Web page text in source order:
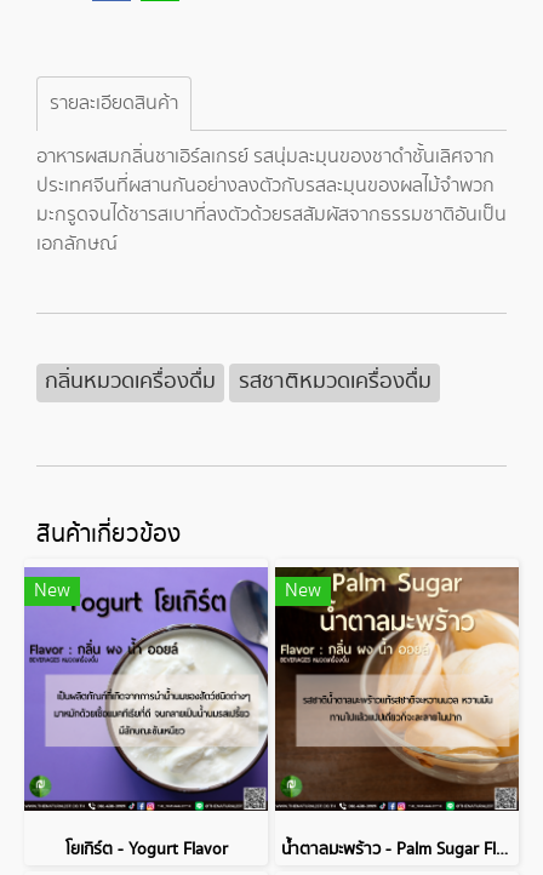
รายละเอียดสินค้า
อาหารผสมกลิ่นชาเอิร์ลเกรย์ รสนุ่มละมุนของชาดำชั้นเลิศจาก
ประเทศจีนที่ผสานกันอย่างลงตัวกับรสละมุนของผลไม้จำพวก
มะกรูดจนได้ชารสเบาที่ลงตัวด้วยรสสัมผัสจากธรรมชาติอันเป็น
เอกลักษณ์
กลิ่นหมวดเครื่องดื่ม รสชาติหมวดเครื่องดื่ม
สินค้าเกี่ยวข้อง
New
โยเกิร์ต - Yogurt Flavor
New
น้ำตาลมะพร้าว - Palm Sugar Flavor